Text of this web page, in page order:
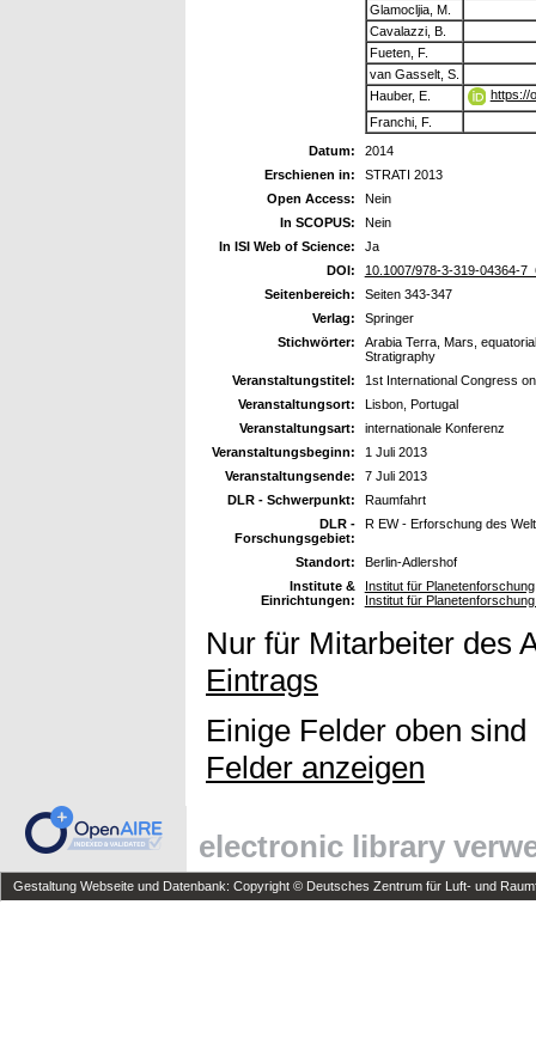
Glamocljia, M.
Cavalazzi, B.
Fueten, F.
van Gasselt, S.
Hauber, E.
https://
Franchi, F.
Datum:
2014
Erschienen in:
STRATI 2013
Open Access:
Nein
In SCOPUS:
Nein
In ISI Web of Science:
Ja
DOI:
10.1007/978-3-319-04364-
Seitenbereich:
Seiten 343-347
Verlag:
Springer
Stichwörter:
Arabia Terra, Mars,
Stratigraphy
Veranstaltungstitel:
1st International Congress
Veranstaltungsort:
Lisbon, Portugal
Veranstaltungsart:
internationale Konferenz
Veranstaltungsbeginn:
1 Juli 2013
Veranstaltungsende:
7 Juli 2013
DLR - Schwerpunkt:
Raumfahrt
DLR -
Forschungsgebiet:
R EW - Erforschung des
Standort:
Berlin-Adlershof
Institute &
Einrichtungen:
Institut für Planetenforschung
Institut für
Nur für Mitarbeiter des
Eintrags
Einige Felder oben
Felder anzeigen
electronic library
Gestaltung Webseite und Datenbank: Copyright © Deutsches Zentrum für Luft- und